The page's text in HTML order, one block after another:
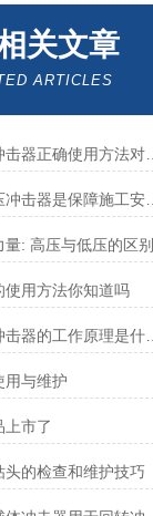
关文章
ARTICLES
掌握潜孔钻机冲击器正确使用方法对提升施工质量具有重要意义
规范安装高风压冲击器是保障施工安全与作业效能的前提
: 高压与低压的区别
使用方法你知道吗
你知道高风压冲击器的工作原理是什么吗
用与维护
上市了
的检查和维护技巧